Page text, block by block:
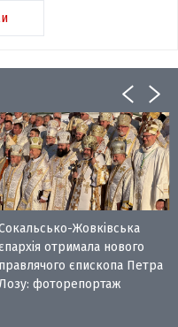
Жовківська
отримала нового
правлячого єпископа Петра
фоторепортаж